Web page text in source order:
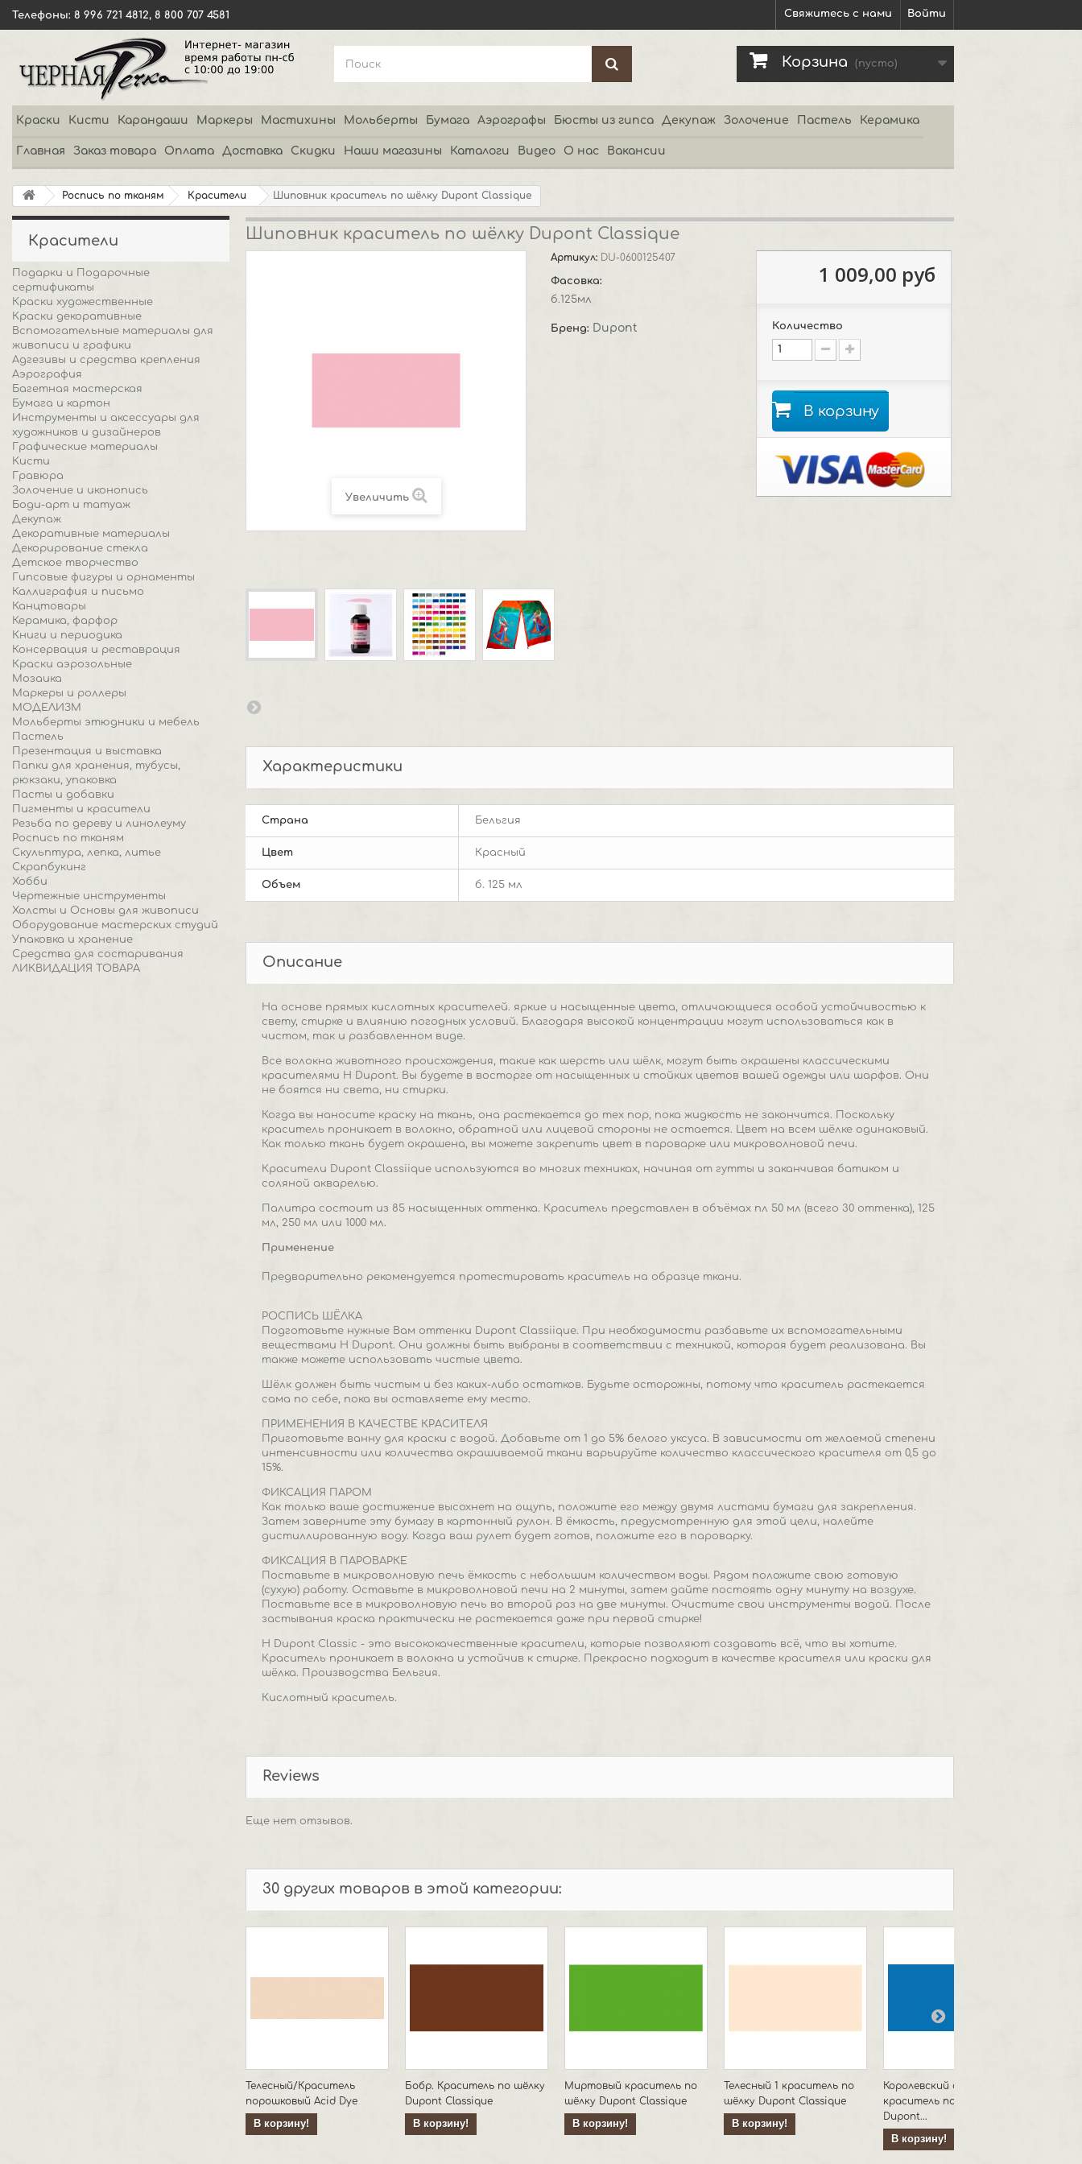
Войти
Свяжитесь с нами
Телефоны: 8 996 721 4812, 8 800 707 4581
Корзина (пусто)
Краски Кисти Карандаши Маркеры Мастихины Мольберты Бумага Аэрографы Бюсты из гипса Декупаж Золочение Пастель Керамика
Главная Заказ товара Оплата Доставка Скидки Наши магазины Каталоги Видео О нас Вакансии
Роспись по тканям Красители Шиповник краситель по шёлку Dupont Classique
Красители
Подарки и Подарочные
сертификаты
Краски художественные
Краски декоративные
Вспомогательные материалы для
живописи и графики
Адгезивы и средства крепления
Аэрография
Багетная мастерская
Бумага и картон
Инструменты и аксессуары для
художников и дизайнеров
Графические материалы
Кисти
Гравюра
Золочение и иконопись
Боди-арт и татуаж
Декупаж
Декоративные материалы
Декорирование стекла
Детское творчество
Гипсовые фигуры и орнаменты
Каллиграфия и письмо
Канцтовары
Керамика, фарфор
Книги и периодика
Консервация и реставрация
Краски аэрозольные
Мозаика
Маркеры и роллеры
МОДЕЛИЗМ
Мольберты этюдники и мебель
Пастель
Презентация и выставка
Папки для хранения, тубусы,
рюкзаки, упаковка
Пасты и добавки
Пигменты и красители
Резьба по дереву и линолеуму
Роспись по тканям
Скульптура, лепка, литье
Скрапбукинг
Хобби
Чертежные инструменты
Холсты и Основы для живописи
Оборудование мастерских студий
Упаковка и хранение
Средства для состаривания
ЛИКВИДАЦИЯ ТОВАРА
Шиповник краситель по шёлку Dupont Classique
Увеличить
Артикул: DU-0600125407
Фасовка:
б.125мл
Бренд: Dupont
1 009,00 руб
Количество
В корзину
Характеристики
Страна Бельгия
Цвет Красный
Объем б. 125 мл
Описание
На основе прямых кислотных красителей. яркие и насыщенные цвета, отличающиеся особой устойчивостью к
свету, стирке и влиянию погодных условий. Благодаря высокой концентрации могут использоваться как в
чистом, так и разбавленном виде.
Все волокна животного происхождения, такие как шерсть или шёлк, могут быть окрашены классическими
красителями H Dupont. Вы будете в восторге от насыщенных и стойких цветов вашей одежды или шарфов. Они
не боятся ни света, ни стирки.
Когда вы наносите краску на ткань, она растекается до тех пор, пока жидкость не закончится. Поскольку
краситель проникает в волокно, обратной или лицевой стороны не остается. Цвет на всем шёлке одинаковый.
Как только ткань будет окрашена, вы можете закрепить цвет в пароварке или микроволновой печи.
Красители Dupont Classiique используются во многих техниках, начиная от гутты и заканчивая батиком и
соляной акварелью.
Палитра состоит из 85 насыщенных оттенка. Краситель представлен в объёмах пл 50 мл (всего 30 оттенка), 125
мл, 250 мл или 1000 мл.
Применение
Предварительно рекомендуется протестировать краситель на образце ткани.
РОСПИСЬ ШЁЛКА
Подготовьте нужные Вам оттенки Dupont Classiique. При необходимости разбавьте их вспомогательными
веществами H Dupont. Они должны быть выбраны в соответствии с техникой, которая будет реализована. Вы
также можете использовать чистые цвета.
Шёлк должен быть чистым и без каких-либо остатков. Будьте осторожны, потому что краситель растекается
сама по себе, пока вы оставляете ему место.
ПРИМЕНЕНИЯ В КАЧЕСТВЕ КРАСИТЕЛЯ
Приготовьте ванну для краски с водой. Добавьте от 1 до 5% белого уксуса. В зависимости от желаемой степени
интенсивности или количества окрашиваемой ткани варьируйте количество классического красителя от 0,5 до
15%.
ФИКСАЦИЯ ПАРОМ
Как только ваше достижение высохнет на ощупь, положите его между двумя листами бумаги для закрепления.
Затем заверните эту бумагу в картонный рулон. В ёмкость, предусмотренную для этой цели, налейте
дистиллированную воду. Когда ваш рулет будет готов, положите его в пароварку.
ФИКСАЦИЯ В ПАРОВАРКЕ
Поставьте в микроволновую печь ёмкость с небольшим количеством воды. Рядом положите свою готовую
(сухую) работу. Оставьте в микроволновой печи на 2 минуты, затем дайте постоять одну минуту на воздухе.
Поставьте все в микроволновую печь во второй раз на две минуты. Очистите свои инструменты водой. После
застывания краска практически не растекается даже при первой стирке!
H Dupont Classic - это высококачественные красители, которые позволяют создавать всё, что вы хотите.
Краситель проникает в волокна и устойчив к стирке. Прекрасно подходит в качестве красителя или краски для
шёлка. Производства Бельгия.
Кислотный краситель.
Reviews
Еще нет отзывов.
30 других товаров в этой категории:
Телесный/Краситель
порошковый Acid Dye
В корзину!
Бобр. Краситель по шёлку
Dupont Classique
В корзину!
Миртовый краситель по
шёлку Dupont Classique
В корзину!
Телесный 1 краситель по
шёлку Dupont Classique
В корзину!
Королевский синий
краситель по шёлку
Dupont...
В корзину!